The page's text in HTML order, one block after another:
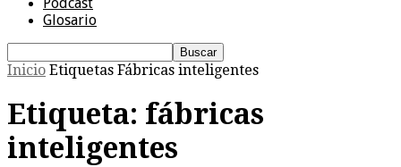
Glosario
Inicio Etiquetas Fábricas inteligentes
Etiqueta: fábricas
inteligentes